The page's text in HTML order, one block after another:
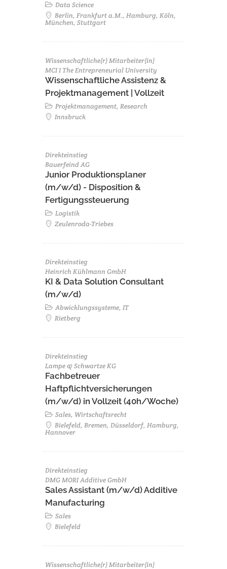
Data Science
Berlin, Frankfurt a.M., Hamburg, Köln,
München, Stuttgart
Wissenschaftliche(r) Mitarbeiter(in)
MCI I The Entrepreneurial University
Wissenschaftliche Assistenz &
Projektmanagement | Vollzeit
Projektmanagement, Research
Innsbruck
Direkteinstieg
Bauerfeind AG
Junior Produktionsplaner
(m/w/d) - Disposition &
Fertigungssteuerung
Logistik
Zeulenroda-Triebes
Direkteinstieg
Heinrich Kühlmann GmbH
KI & Data Solution Consultant
(m/w/d)
Abwicklungssysteme, IT
Rietberg
Direkteinstieg
Lampe & Schwartze KG
Fachbetreuer
Haftpflichtversicherungen
(m/w/d) in Vollzeit (40h/Woche)
Sales, Wirtschaftsrecht
Bielefeld, Bremen, Düsseldorf, Hamburg,
Hannover
Direkteinstieg
DMG MORI Additive GmbH
Sales Assistant (m/w/d) Additive
Manufacturing
Sales
Bielefeld
Wissenschaftliche(r) Mitarbeiter(in)